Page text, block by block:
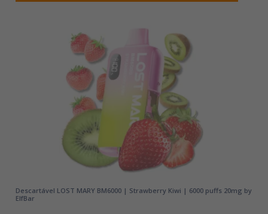
Descartável LOST MARY BM6000 | Strawberry Kiwi | 6000 puffs 20mg by
ElfBar